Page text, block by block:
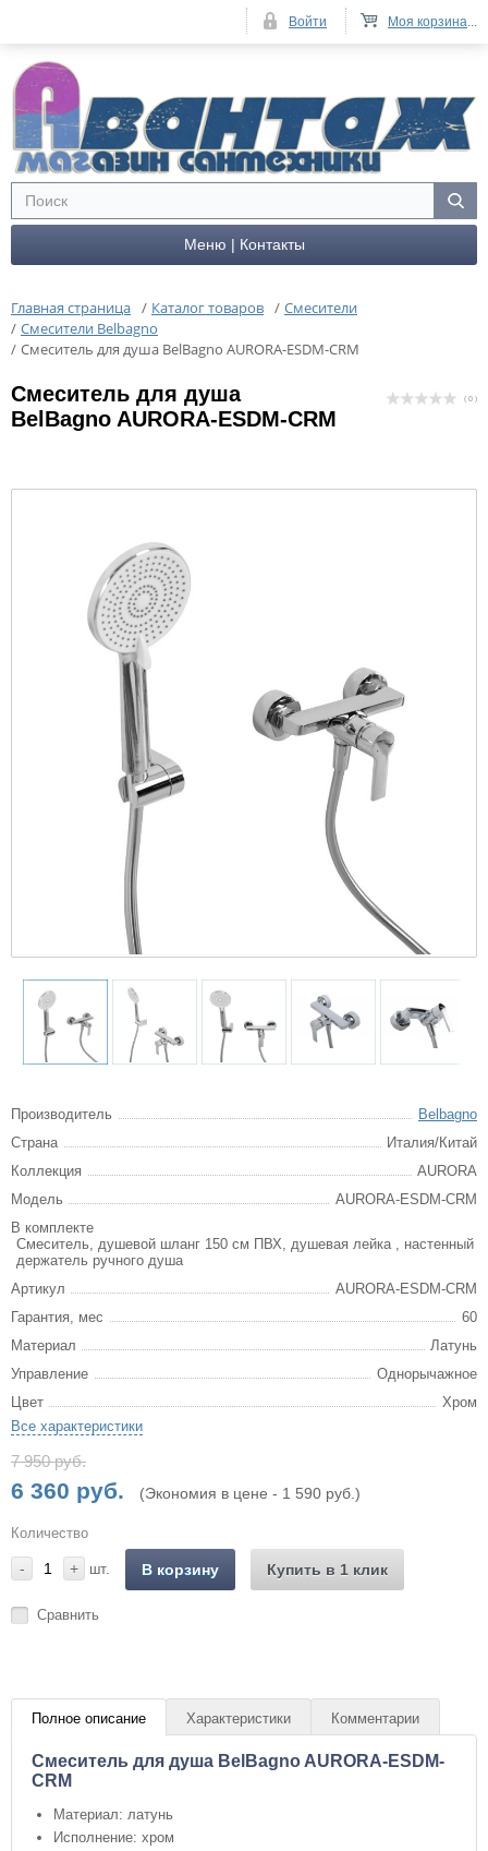
Меню | Контакты
Главная страница / Каталог товаров / Смесители
/ Смесители Belbagno
/ Смеситель для душа BelBagno AURORA-ESDM-CRM
Смеситель для душа
BelBagno AURORA-ESDM-CRM
( 0 )
Производитель
Belbagno
Страна
Италия/Китай
Коллекция
AURORA
Модель
AURORA-ESDM-CRM
В комплекте
Смеситель, душевой шланг 150 см ПВХ, душевая лейка , настенный
держатель ручного душа
Артикул
AURORA-ESDM-CRM
Гарантия, мес
60
Материал
Латунь
Управление
Однорычажное
Цвет
Хром
Все характеристики
7 950 руб.
6 360 руб. (Экономия в цене - 1 590 руб.)
Количество
- + шт. В корзину Купить в 1 клик
Сравнить
Полное описание Характеристики Комментарии
Смеситель для душа BelBagno AURORA-ESDM-
CRM
Материал: латунь
Исполнение: хром
Моя корзина...
Войти